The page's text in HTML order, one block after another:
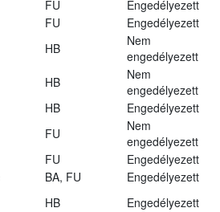
FU
Engedélyezett
FU
Engedélyezett
HB
Nem
engedélyezett
HB
Nem
engedélyezett
HB
Engedélyezett
FU
Nem
engedélyezett
FU
Engedélyezett
BA, FU
Engedélyezett
HB
Engedélyezett